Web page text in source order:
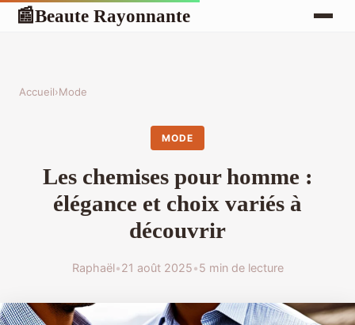
📰Beaute Rayonnante
Accueil›Mode
MODE
Les chemises pour homme :
élégance et choix variés à
découvrir
Raphaël•21 août 2025•5 min de lecture